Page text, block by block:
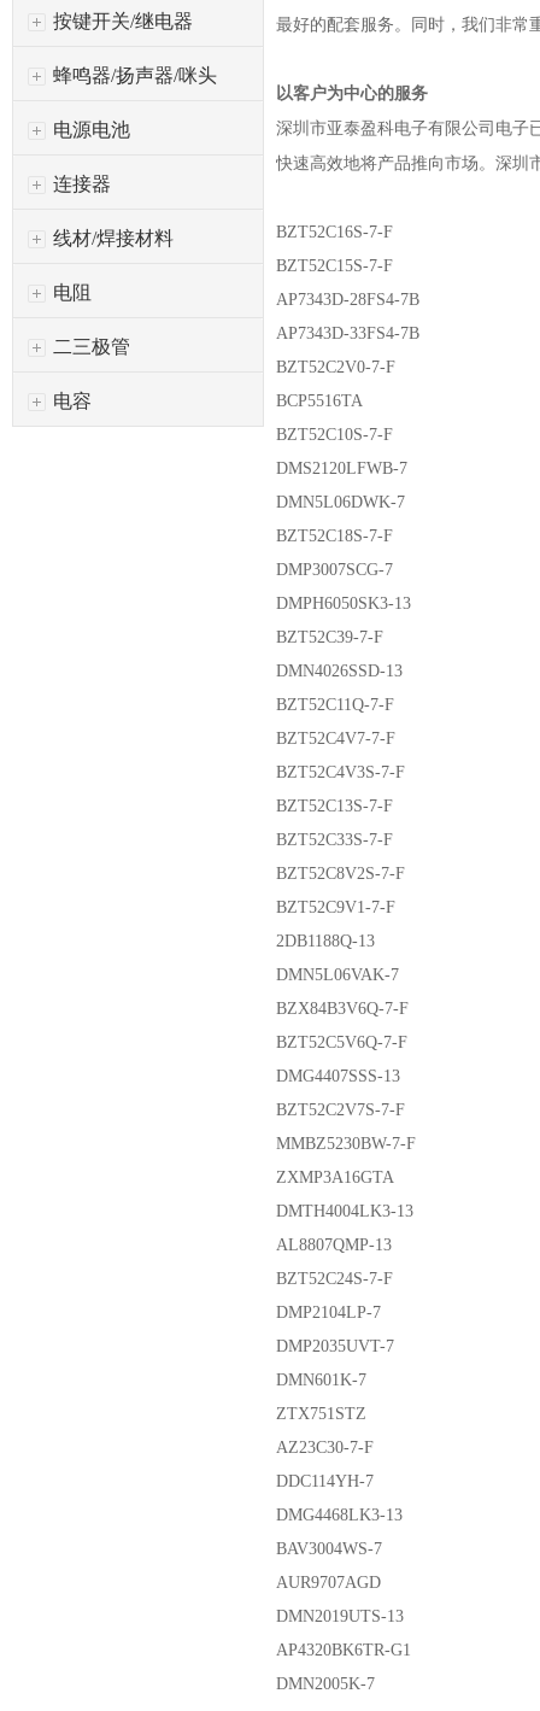
按键开关/继电器
蜂鸣器/扬声器/咪头
电源电池
连接器
线材/焊接材料
电阻
二三极管
电容
最好的配套服务。同时，我们非常
以客户为中心的服务
深圳市亚泰盈科电子有限公司 电子
快速高效地将产品推向市场。深圳
BZT52C16S-7-F
BZT52C15S-7-F
AP7343D-28FS4-7B
AP7343D-33FS4-7B
BZT52C2V0-7-F
BCP5516TA
BZT52C10S-7-F
DMS2120LFWB-7
DMN5L06DWK-7
BZT52C18S-7-F
DMP3007SCG-7
DMPH6050SK3-13
BZT52C39-7-F
DMN4026SSD-13
BZT52C11Q-7-F
BZT52C4V7-7-F
BZT52C4V3S-7-F
BZT52C13S-7-F
BZT52C33S-7-F
BZT52C8V2S-7-F
BZT52C9V1-7-F
2DB1188Q-13
DMN5L06VAK-7
BZX84B3V6Q-7-F
BZT52C5V6Q-7-F
DMG4407SSS-13
BZT52C2V7S-7-F
MMBZ5230BW-7-F
ZXMP3A16GTA
DMTH4004LK3-13
AL8807QMP-13
BZT52C24S-7-F
DMP2104LP-7
DMP2035UVT-7
DMN601K-7
ZTX751STZ
AZ23C30-7-F
DDC114YH-7
DMG4468LK3-13
BAV3004WS-7
AUR9707AGD
DMN2019UTS-13
AP4320BK6TR-G1
DMN2005K-7